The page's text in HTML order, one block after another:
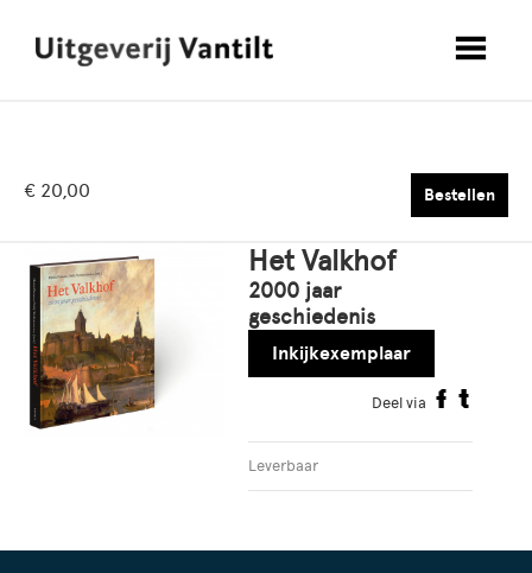
€ 20,00 Bestellen
Het Valkhof
2000 jaar
geschiedenis
Inkijkexemplaar
Deel via
Leverbaar